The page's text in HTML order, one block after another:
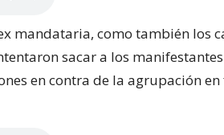
mandataria, como también los
sacar a los
en contra de la agrupación